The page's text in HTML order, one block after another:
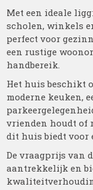
Met een ideale
scholen, winkels
perfect voor
een rustige
handbereik.
Het huis beschikt
moderne keuken,
vrienden houdt of
dit huis biedt voor
De vraagprijs van
aantrekkelijk en